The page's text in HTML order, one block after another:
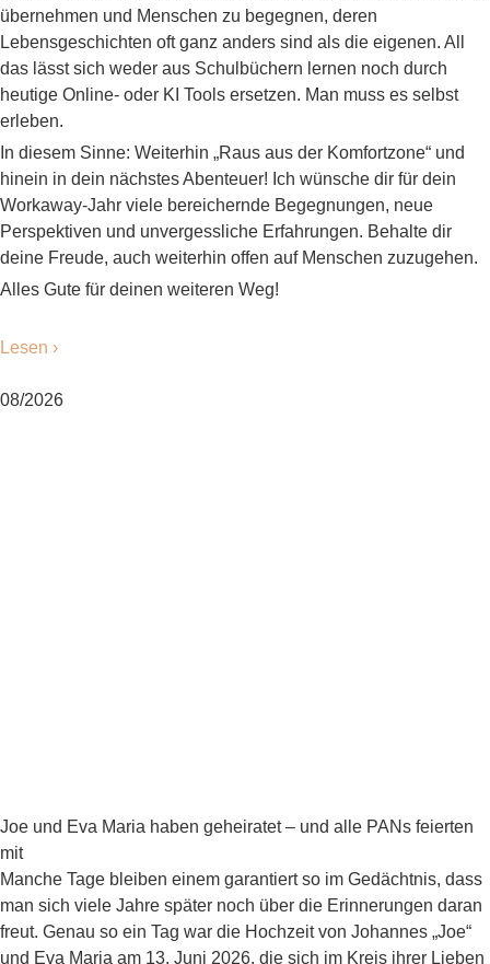
übernehmen und Menschen zu begegnen, deren
Lebensgeschichten oft ganz anders sind als die eigenen. All
das lässt sich weder aus Schulbüchern lernen noch durch
heutige Online- oder KI Tools ersetzen. Man muss es selbst
erleben.
In diesem Sinne: Weiterhin „Raus aus der Komfortzone“ und
hinein in dein nächstes Abenteuer! Ich wünsche dir für dein
Workaway-Jahr viele bereichernde Begegnungen, neue
Perspektiven und unvergessliche Erfahrungen. Behalte dir
deine Freude, auch weiterhin offen auf Menschen zuzugehen.
Alles Gute für deinen weiteren Weg!
Lesen ›
08/2026
Joe und Eva Maria haben geheiratet – und alle PANs feierten
mit
Manche Tage bleiben einem garantiert so im Gedächtnis, dass
man sich viele Jahre später noch über die Erinnerungen daran
freut. Genau so ein Tag war die Hochzeit von Johannes „Joe“
und Eva Maria am 13. Juni 2026, die sich im Kreis ihrer Lieben